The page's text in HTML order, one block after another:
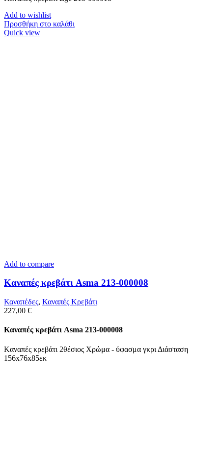
Add to wishlist
Προσθήκη στο καλάθι
Quick view
Add to compare
Kαναπές κρεβάτι Asma 213-000008
Καναπέδες, Καναπές Κρεβάτι
227,00 €
Kαναπές κρεβάτι Asma 213-000008
Kαναπές κρεβάτι 2θέσιος Χρώμα - ύφασμα γκρι Διάσταση
156x76x85εκ